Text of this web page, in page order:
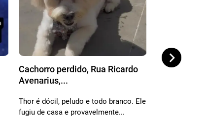
Cachorro perdido, Rua Ricardo
Avenarius,...
Thor é dócil, peludo e todo branco. Ele
fugiu de casa e provavelmente...
Cachorro